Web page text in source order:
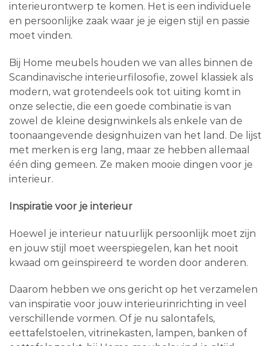
interieurontwerp te komen. Het is een individuele
en persoonlijke zaak waar je je eigen stijl en passie
moet vinden.
Bij Home meubels houden we van alles binnen de
Scandinavische interieurfilosofie, zowel klassiek als
modern, wat grotendeels ook tot uiting komt in
onze selectie, die een goede combinatie is van
zowel de kleine designwinkels als enkele van de
toonaangevende designhuizen van het land. De lijst
met merken is erg lang, maar ze hebben allemaal
één ding gemeen. Ze maken mooie dingen voor je
interieur.
Inspiratie voor je interieur
Hoewel je interieur natuurlijk persoonlijk moet zijn
en jouw stijl moet weerspiegelen, kan het nooit
kwaad om geïnspireerd te worden door anderen.
Daarom hebben we ons gericht op het verzamelen
van inspiratie voor jouw interieurinrichting in veel
verschillende vormen. Of je nu salontafels,
eettafelstoelen, vitrinekasten, lampen, banken of